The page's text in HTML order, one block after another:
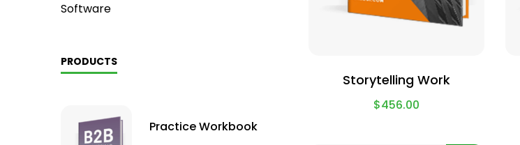
Software
PRODUCTS
Practice Workbook
Storytelling Work
$456.00